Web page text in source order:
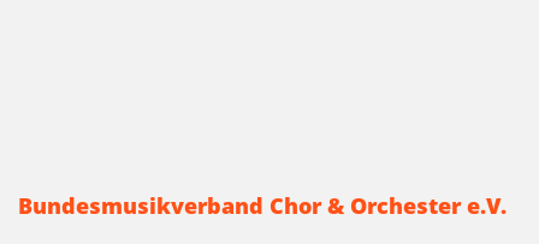
Bundesmusikverband Chor & Orchester e.V.